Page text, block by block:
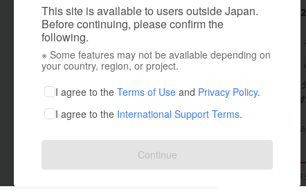
人気のプロジェクト 注目の
アート・写真
テクノロジー・ガジェット
映像・映画
ビジネス・起業
まちづくり・地域活性化
This site is available to users outside Japan.
Before continuing, please confirm the
following.
※ Some features may not be available depending on
your country, region, or project.
I agree to the Terms of Use and Privacy Policy.
I agree to the International Support Terms.
Continue
これまでに
出身国：日本
冨田修平(ト
く稀にありま
プロ